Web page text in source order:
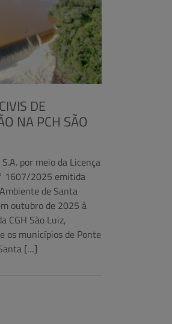
DE
NA PCH SÃO
por meio da Licença
1607/2025 emitida
de Santa
outubro de 2025 à
CGH São Luiz,
os municípios de Ponte
[…]